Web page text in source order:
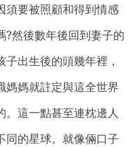
須要被照顧和得到情感
?然後數年後回到妻子的
子出生後的頭幾年裡 ，
媽媽就註定與這全世界
。這一點甚至連枕邊人
同的星球。就像倆口子